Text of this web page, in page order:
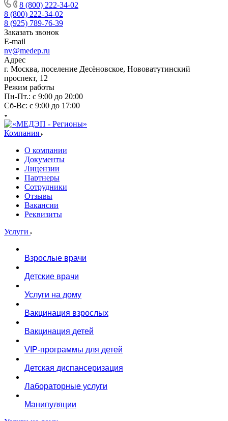
8 (800) 222-34-02
8 (800) 222-34-02
8 (925) 789-76-39
Заказать звонок
E-mail
nv@medep.ru
Адрес
г. Москва, поселение Десёновское, Нововатутинский
проспект, 12
Режим работы
Пн-Пт.: с 9:00 до 20:00
Cб-Вс: с 9:00 до 17:00
Компания
О компании
Документы
Лицензии
Партнеры
Сотрудники
Отзывы
Вакансии
Реквизиты
Услуги
Взрослые врачи
Детские врачи
Услуги на дому
Вакцинация взрослых
Вакцинация детей
VIP-программы для детей
Детская диспансеризация
Лабораторные услуги
Манипуляции